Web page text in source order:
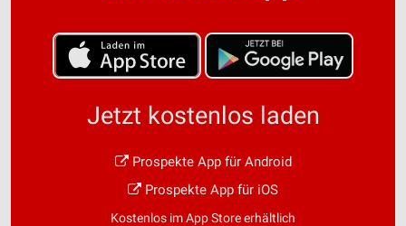
Jetzt kostenlos laden
Prospekte App für Android
Prospekte App für iOS
Kostenlos im App Store erhältlich